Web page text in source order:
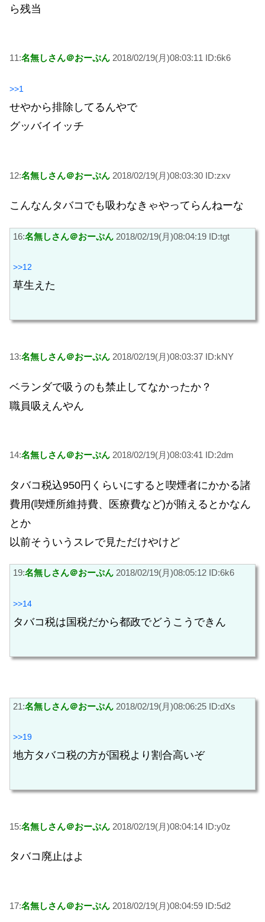
ら残当
11:名無しさん＠おーぷん 2018/02/19(月)08:03:11 ID:6k6
>>1
せやから排除してるんやで
グッバイイッチ
12:名無しさん＠おーぷん 2018/02/19(月)08:03:30 ID:zxv
こんなんタバコでも吸わなきゃやってらんねーな
16:名無しさん＠おーぷん 2018/02/19(月)08:04:19 ID:tgt
>>12
草生えた
13:名無しさん＠おーぷん 2018/02/19(月)08:03:37 ID:kNY
ベランダで吸うのも禁止してなかったか？
職員吸えんやん
14:名無しさん＠おーぷん 2018/02/19(月)08:03:41 ID:2dm
タバコ税込950円くらいにすると喫煙者にかかる諸
費用(喫煙所維持費、医療費など)が賄えるとかなん
とか
以前そういうスレで見ただけやけど
19:名無しさん＠おーぷん 2018/02/19(月)08:05:12 ID:6k6
>>14
タバコ税は国税だから都政でどうこうできん
21:名無しさん＠おーぷん 2018/02/19(月)08:06:25 ID:dXs
>>19
地方タバコ税の方が国税より割合高いぞ
15:名無しさん＠おーぷん 2018/02/19(月)08:04:14 ID:y0z
タバコ廃止はよ
17:名無しさん＠おーぷん 2018/02/19(月)08:04:59 ID:5d2